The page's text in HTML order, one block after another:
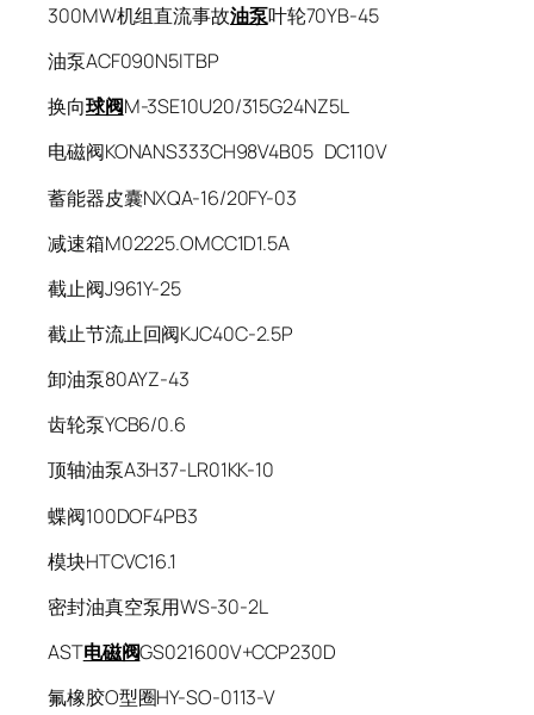
300MW机组直流事故油泵叶轮70YB-45
油泵ACF090N5ITBP
换向球阀M-3SE10U20/315G24NZ5L
电磁阀KONANS333CH98V4B05 DC110V
蓄能器皮囊NXQA-16/20FY-03
减速箱M02225.OMCC1D1.5A
截止阀J961Y-25
截止节流止回阀KJC40C-2.5P
卸油泵80AYZ-43
齿轮泵YCB6/0.6
顶轴油泵A3H37-LR01KK-10
蝶阀100DOF4PB3
模块HTCVC16.1
密封油真空泵用WS-30-2L
AST电磁阀GS021600V+CCP230D
氟橡胶O型圈HY-SO-0113-V